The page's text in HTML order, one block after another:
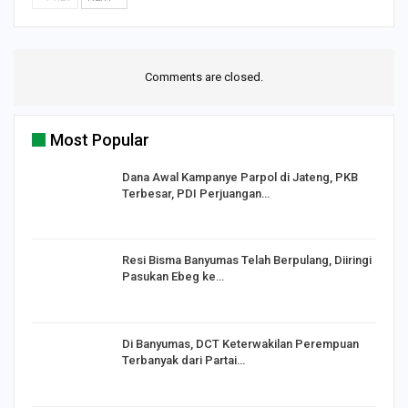
Comments are closed.
Most Popular
Dana Awal Kampanye Parpol di Jateng, PKB
Terbesar, PDI Perjuangan…
Resi Bisma Banyumas Telah Berpulang, Diiringi
Pasukan Ebeg ke…
Di Banyumas, DCT Keterwakilan Perempuan
Terbanyak dari Partai…